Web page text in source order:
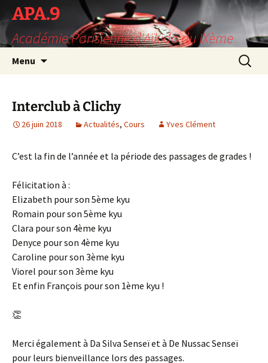
Aller
au
contenu
APA.9
Académie Parisienne d'Aïkido du IXème
Menu
Interclub à Clichy
26 juin 2018 Actualités, Cours Yves Clément
C’est la fin de l’année et la période des passages de grades !
Félicitation à :
Elizabeth pour son 5ème kyu
Romain pour son 5ème kyu
Clara pour son 4ème kyu
Denyce pour son 4ème kyu
Caroline pour son 3ème kyu
Viorel pour son 3ème kyu
Et enfin François pour son 1ème kyu !
👏
Merci également à Da Silva Senseï et à De Nussac Senseï
pour leurs bienveillance lors des passages.